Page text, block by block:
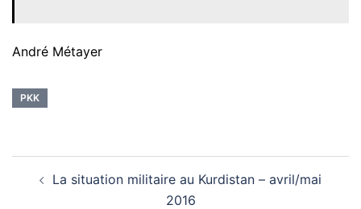
André Métayer
PKK
d’articleLa situation militaire au Kurdistan – avril/mai
2016